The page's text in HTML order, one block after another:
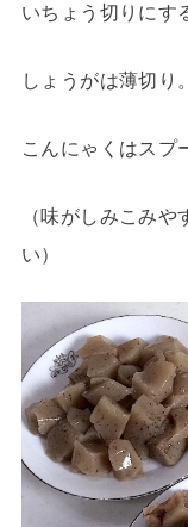
いちょう切りにす
しょうがは薄切り。
こんにゃくはスプ
（味がしみこみ
い）